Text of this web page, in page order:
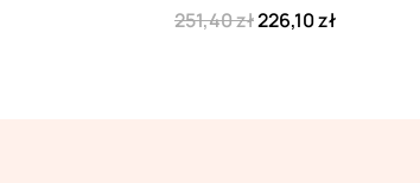
251,40 zł226,10 zł